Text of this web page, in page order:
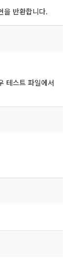
을 반환합니다.
테스트 파일에서